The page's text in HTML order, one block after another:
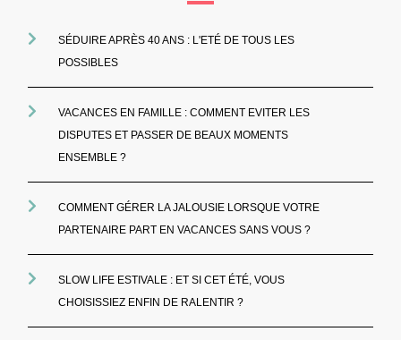
SÉDUIRE APRÈS 40 ANS : L'ETÉ DE TOUS LES
POSSIBLES
VACANCES EN FAMILLE : COMMENT EVITER LES
DISPUTES ET PASSER DE BEAUX MOMENTS
ENSEMBLE ?
COMMENT GÉRER LA JALOUSIE LORSQUE VOTRE
PARTENAIRE PART EN VACANCES SANS VOUS ?
SLOW LIFE ESTIVALE : ET SI CET ÉTÉ, VOUS
CHOISISSIEZ ENFIN DE RALENTIR ?